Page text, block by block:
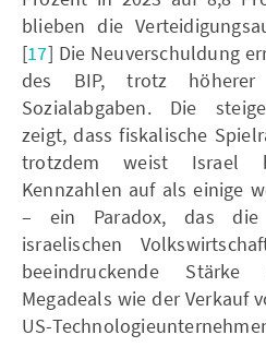
blieben die
[17] Die Neuverschuldung
des BIP, trotz höherer
Sozialabgaben. Die
zeigt, dass fiskalische
trotzdem weist Israel
Kennzahlen auf als einige
– ein Paradox, das die
israelischen
beeindruckende
Megadeals wie der Verkauf
US-